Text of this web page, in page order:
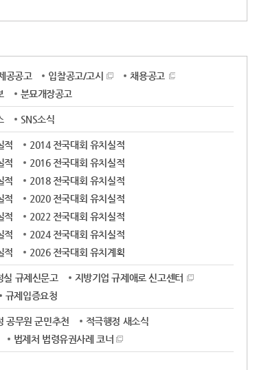
공공고 입찰공고/고시
채용공고
분묘개장공고
SNS소식
적
2014 전국대회 유치실적
적
2016 전국대회 유치실적
적
2018 전국대회 유치실적
적
2020 전국대회 유치실적
적
2022 전국대회 유치실적
적
2024 전국대회 유치실적
적
2026 전국대회 유치계획
실 규제신문고
지방기업 규제애로 신고센터
규제입증요청
공무원 군민추천
적극행정 새소식
법제처 법령유권사례 코너